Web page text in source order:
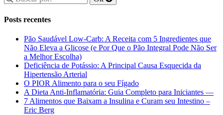
Posts recentes
Pão Saudável Low-Carb: A Receita com 5 Ingredientes que
Não Eleva a Glicose (e Por Que o Pão Integral Pode Não Ser
a Melhor Escolha)
Deficiência de Potássio: A Principal Causa Esquecida da
Hipertensão Arterial
O PIOR Alimento para o seu Fígado
A Dieta Anti-Inflamatória: Guia Completo para Iniciantes —
7 Alimentos que Baixam a Insulina e Curam seu Intestino –
Eric Berg